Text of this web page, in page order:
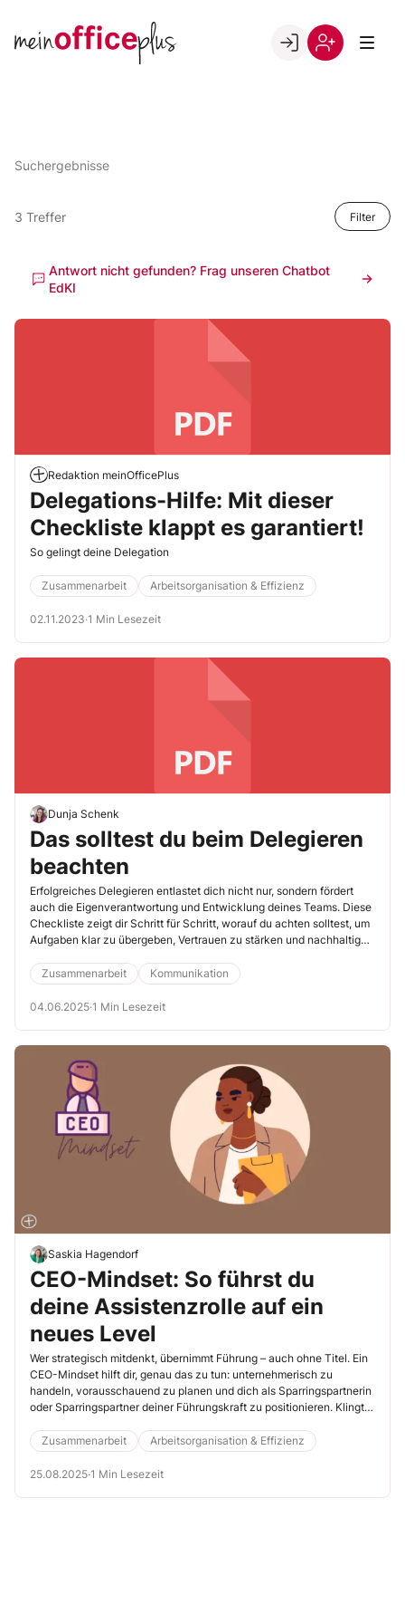
content
Go to landing page.
Suchergebnisse
3 Treffer Filter
Antwort nicht gefunden? Frag unseren Chatbot
EdKI
Redaktion meinOfficePlus
Delegations-Hilfe: Mit dieser
Checkliste klappt es garantiert!
So gelingt deine Delegation
Zusammenarbeit Arbeitsorganisation & Effizienz
02.11.2023·1 Min Lesezeit
Dunja Schenk
Das solltest du beim Delegieren
beachten
Erfolgreiches Delegieren entlastet dich nicht nur, sondern fördert
auch die Eigenverantwortung und Entwicklung deines Teams. Diese
Checkliste zeigt dir Schritt für Schritt, worauf du achten solltest, um
Aufgaben klar zu übergeben, Vertrauen zu stärken und nachhaltige
Zusammenarbeit
Kommunikation
04.06.2025·1 Min Lesezeit
Saskia Hagendorf
CEO-Mindset: So führst du
deine Assistenzrolle auf ein
neues Level
Wer strategisch mitdenkt, übernimmt Führung – auch ohne Titel. Ein
CEO-Mindset hilft dir, genau das zu tun: unternehmerisch zu
handeln, vorausschauend zu planen und dich als Sparringspartnerin
oder Sparringspartner deiner Führungskraft zu positionieren. Klingt
übernimmst und die folgenden Tipps berücksichtigst.
Zusammenarbeit Arbeitsorganisation & Effizienz
25.08.2025·1 Min Lesezeit